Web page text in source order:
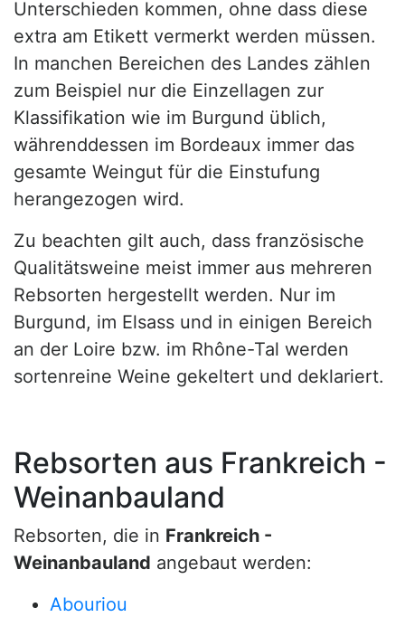
Unterschieden kommen, ohne dass diese
extra am Etikett vermerkt werden müssen.
In manchen Bereichen des Landes zählen
zum Beispiel nur die Einzellagen zur
Klassifikation wie im Burgund üblich,
währenddessen im Bordeaux immer das
gesamte Weingut für die Einstufung
herangezogen wird.
Zu beachten gilt auch, dass französische
Qualitätsweine meist immer aus mehreren
Rebsorten hergestellt werden. Nur im
Burgund, im Elsass und in einigen Bereich
an der Loire bzw. im Rhône-Tal werden
sortenreine Weine gekeltert und deklariert.
Rebsorten aus Frankreich -
Weinanbauland
Rebsorten, die in Frankreich -
Weinanbauland angebaut werden:
Abouriou